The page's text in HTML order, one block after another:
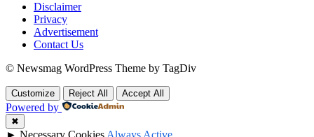
Disclaimer
Privacy
Advertisement
Contact Us
© Newsmag WordPress Theme by TagDiv
Customize Reject All Accept All
Powered by
✖